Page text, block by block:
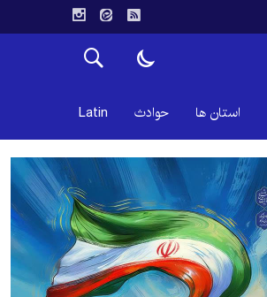
استان ها حوادث Latin